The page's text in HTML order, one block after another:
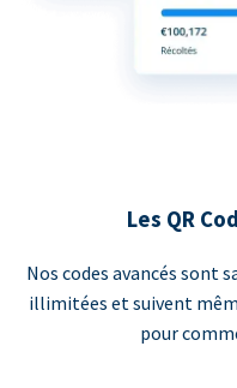
Les QR
Nos codes avancés sont
illimitées et suivent
pour